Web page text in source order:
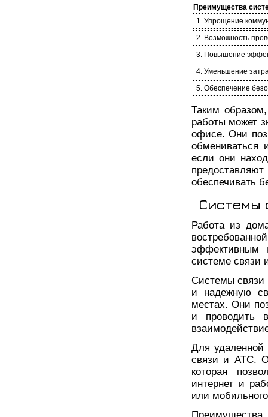
Преимущества
1. Упрощение
2. Возможность
3. Повышение
4. Уменьшение
5. Обеспечение
Таким
работы может
офисе. Они
обмениваться
если они
обеспечивать
Системы
Работа из
эффективным
системе связи
Системы связи
и надежную
местах. Они
и проводить
Для удаленной
связи и АТС.
которая
интернет и
или